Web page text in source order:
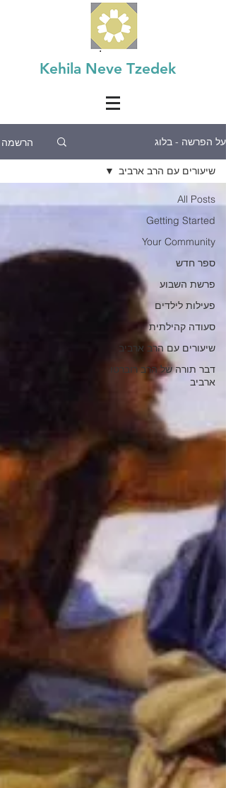
Kehila Neve Tzedek
על הפרשה - בלוג הרשמה
All Posts
Getting Started
Your Community
ספר חדש
פרשת השבוע
פעילות לילדים
סעודה קהילתית
שיעורים עם הרב ארביב
דבר תורה של הרב רוברטו
ארביב
שיעורים עם הרב ארביב